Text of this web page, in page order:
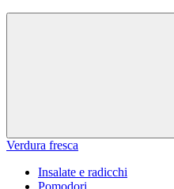
Verdura fresca
Insalate e radicchi
Pomodori